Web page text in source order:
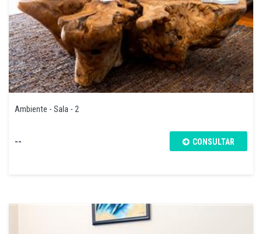
Ambiente - Sala - 2
-- CONSULTAR